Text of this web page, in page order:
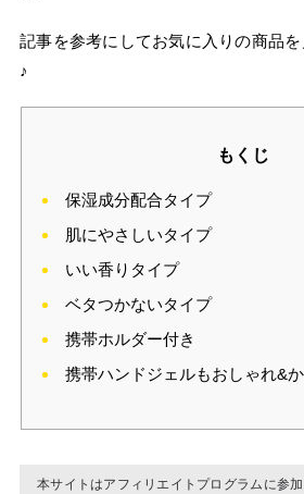
記事を参考にしてお気に入りの商品
♪
もくじ
保湿成分配合タイプ
肌にやさしいタイプ
いい香りタイプ
ベタつかないタイプ
携帯ホルダー付き
携帯ハンドジェルもおしゃれ&
本サイトはアフィリエイトプログラムに参